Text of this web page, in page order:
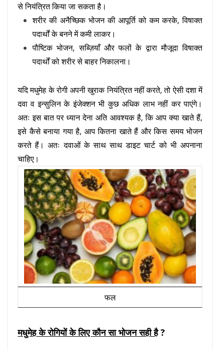
से नियंत्रित किया जा सकता है।
शरीर की अनैच्छिक भोजन की आपूर्ति को कम करके, विषाक्त
पदार्थों के बनने में कमी लाकर।
पौष्टिक भोजन, सब्ज़ियाँ और फलों के द्वारा मौजूदा विषाक्त
पदार्थों को शरीर से बाहर निकालना।
यदि मधुमेह के रोगी अपनी खुराक नियंत्रित नहीं करते, तो ऐसी दशा में
दवा व इन्सुलिन के इंजेक्शन भी कुछ अधिक लाभ नहीं कर पाएंगे।
अतः इस बात पर ध्यान देना अति आवश्यक है, कि आप क्या खाते हैं,
इसे कैसे बनाया गया है, आप कितना खाते हैं और किस समय भोजन
करते हैं। अतः दवाओं के साथ साथ डाइट चार्ट को भी अपनाना
चाहिए।
फल
मधुमेह के रोगियों के लिए कौन सा भोजन सही है?